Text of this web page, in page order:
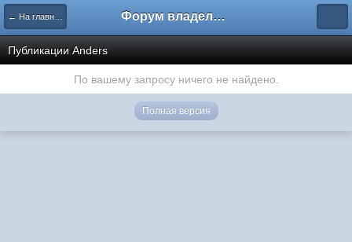
← На главную Форум владельцев интернет-магазинов
Публикации Anders
По вашему запросу ничего не найдено.
Полная версия